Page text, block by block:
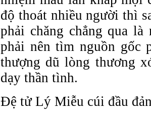
độ thoát nhiều người thì
phải chăng chẳng qua
phải nên tìm nguồn gốc
thượng dũ lòng thương
dạy thần tình.
Đệ tử Lý Miễu cúi đầu